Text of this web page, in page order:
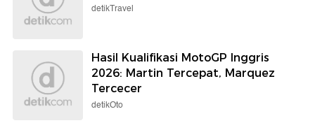
detikTravel
Hasil Kualifikasi MotoGP Inggris
2026: Martin Tercepat, Marquez
Tercecer
detikOto